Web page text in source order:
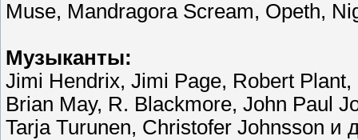
Muse, Mandragora Scream, Opeth,
Музыканты:
Jimi Hendrix, Jimi Page, Robert
Brian May, R. Blackmore, John Paul
Tarja Turunen, Christofer Johnsson и